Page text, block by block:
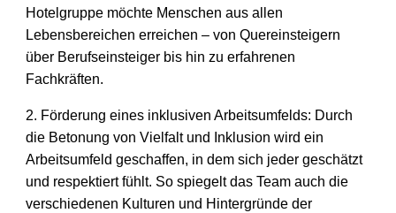
Hotelgruppe möchte Menschen aus allen
Lebensbereichen erreichen – von Quereinsteigern
über Berufseinsteiger bis hin zu erfahrenen
Fachkräften.
2. Förderung eines inklusiven Arbeitsumfelds: Durch
die Betonung von Vielfalt und Inklusion wird ein
Arbeitsumfeld geschaffen, in dem sich jeder geschätzt
und respektiert fühlt. So spiegelt das Team auch die
verschiedenen Kulturen und Hintergründe der